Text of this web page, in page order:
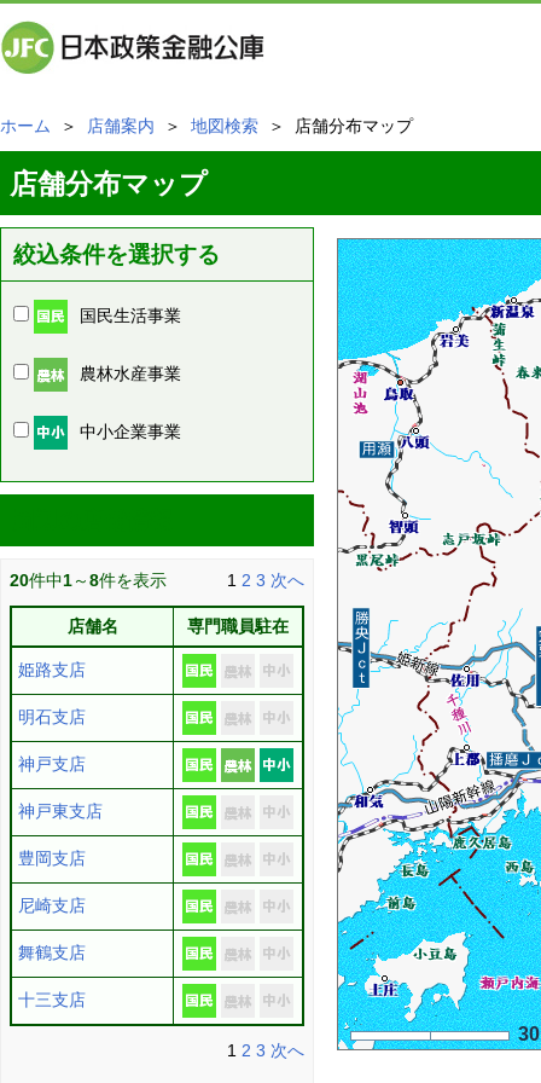
ホーム ＞ 店舗案内 ＞ 地図検索 ＞ 店舗分布マップ
店舗分布マップ
絞込条件を選択する
国民生活事業
農林水産事業
中小企業事業
20件中1～8件を表示 1 2 3 次へ
店舗名 専門職員駐在
姫路支店
明石支店
神戸支店
神戸東支店
豊岡支店
尼崎支店
舞鶴支店
十三支店
1 2 3 次へ